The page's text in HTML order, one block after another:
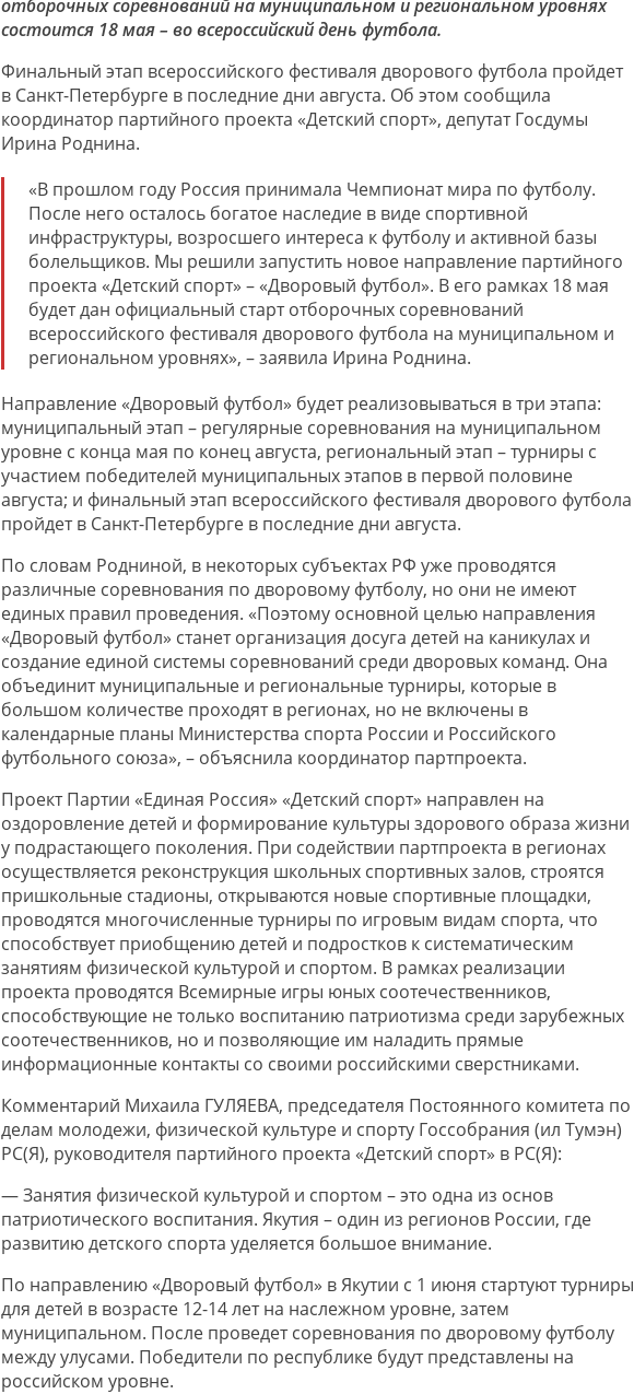
отборочных соревнований на муниципальном и региональном уровнях
состоится 18 мая – во всероссийский день футбола.
Финальный этап всероссийского фестиваля дворового футбола пройдет
в Санкт-Петербурге в последние дни августа. Об этом сообщила
координатор партийного проекта «Детский спорт», депутат Госдумы
Ирина Роднина.
«В прошлом году Россия принимала Чемпионат мира по футболу.
После него осталось богатое наследие в виде спортивной
инфраструктуры, возросшего интереса к футболу и активной базы
болельщиков. Мы решили запустить новое направление партийного
проекта «Детский спорт» – «Дворовый футбол». В его рамках 18 мая
будет дан официальный старт отборочных соревнований
всероссийского фестиваля дворового футбола на муниципальном и
региональном уровнях», – заявила Ирина Роднина.
Направление «Дворовый футбол» будет реализовываться в три этапа:
муниципальный этап – регулярные соревнования на муниципальном
уровне с конца мая по конец августа, региональный этап – турниры с
участием победителей муниципальных этапов в первой половине
августа; и финальный этап всероссийского фестиваля дворового футбола
пройдет в Санкт-Петербурге в последние дни августа.
По словам Родниной, в некоторых субъектах РФ уже проводятся
различные соревнования по дворовому футболу, но они не имеют
единых правил проведения. «Поэтому основной целью направления
«Дворовый футбол» станет организация досуга детей на каникулах и
создание единой системы соревнований среди дворовых команд. Она
объединит муниципальные и региональные турниры, которые в
большом количестве проходят в регионах, но не включены в
календарные планы Министерства спорта России и Российского
футбольного союза», – объяснила координатор партпроекта.
Проект Партии «Единая Россия» «Детский спорт» направлен на
оздоровление детей и формирование культуры здорового образа жизни
у подрастающего поколения. При содействии партпроекта в регионах
осуществляется реконструкция школьных спортивных залов, строятся
пришкольные стадионы, открываются новые спортивные площадки,
проводятся многочисленные турниры по игровым видам спорта, что
способствует приобщению детей и подростков к систематическим
занятиям физической культурой и спортом. В рамках реализации
проекта проводятся Всемирные игры юных соотечественников,
способствующие не только воспитанию патриотизма среди зарубежных
соотечественников, но и позволяющие им наладить прямые
информационные контакты со своими российскими сверстниками.
Комментарий Михаила ГУЛЯЕВА, председателя Постоянного комитета по
делам молодежи, физической культуре и спорту Госсобрания (ил Тумэн)
РС(Я), руководителя партийного проекта «Детский спорт» в РС(Я):
— Занятия физической культурой и спортом – это одна из основ
патриотического воспитания. Якутия – один из регионов России, где
развитию детского спорта уделяется большое внимание.
По направлению «Дворовый футбол» в Якутии с 1 июня стартуют турниры
для детей в возрасте 12-14 лет на наслежном уровне, затем
муниципальном. После проведет соревнования по дворовому футболу
между улусами. Победители по республике будут представлены на
российском уровне.